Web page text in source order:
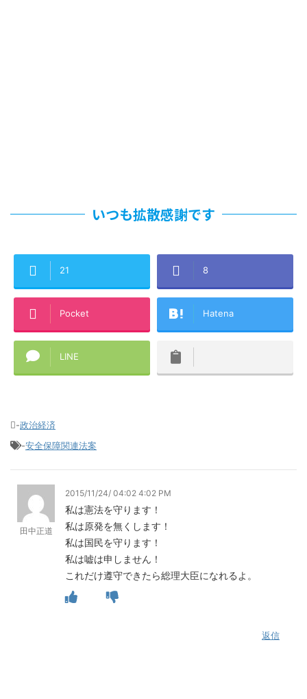
いつも拡散感謝です
21 8
Pocket Hatena
LINE
-政治経済
-安全保障関連法案
田中正道
2015/11/24/ 04:02 4:02 PM
私は憲法を守ります！
私は原発を無くします！
私は国民を守ります！
私は嘘は申しません！
これだけ遵守できたら総理大臣になれるよ。
返信